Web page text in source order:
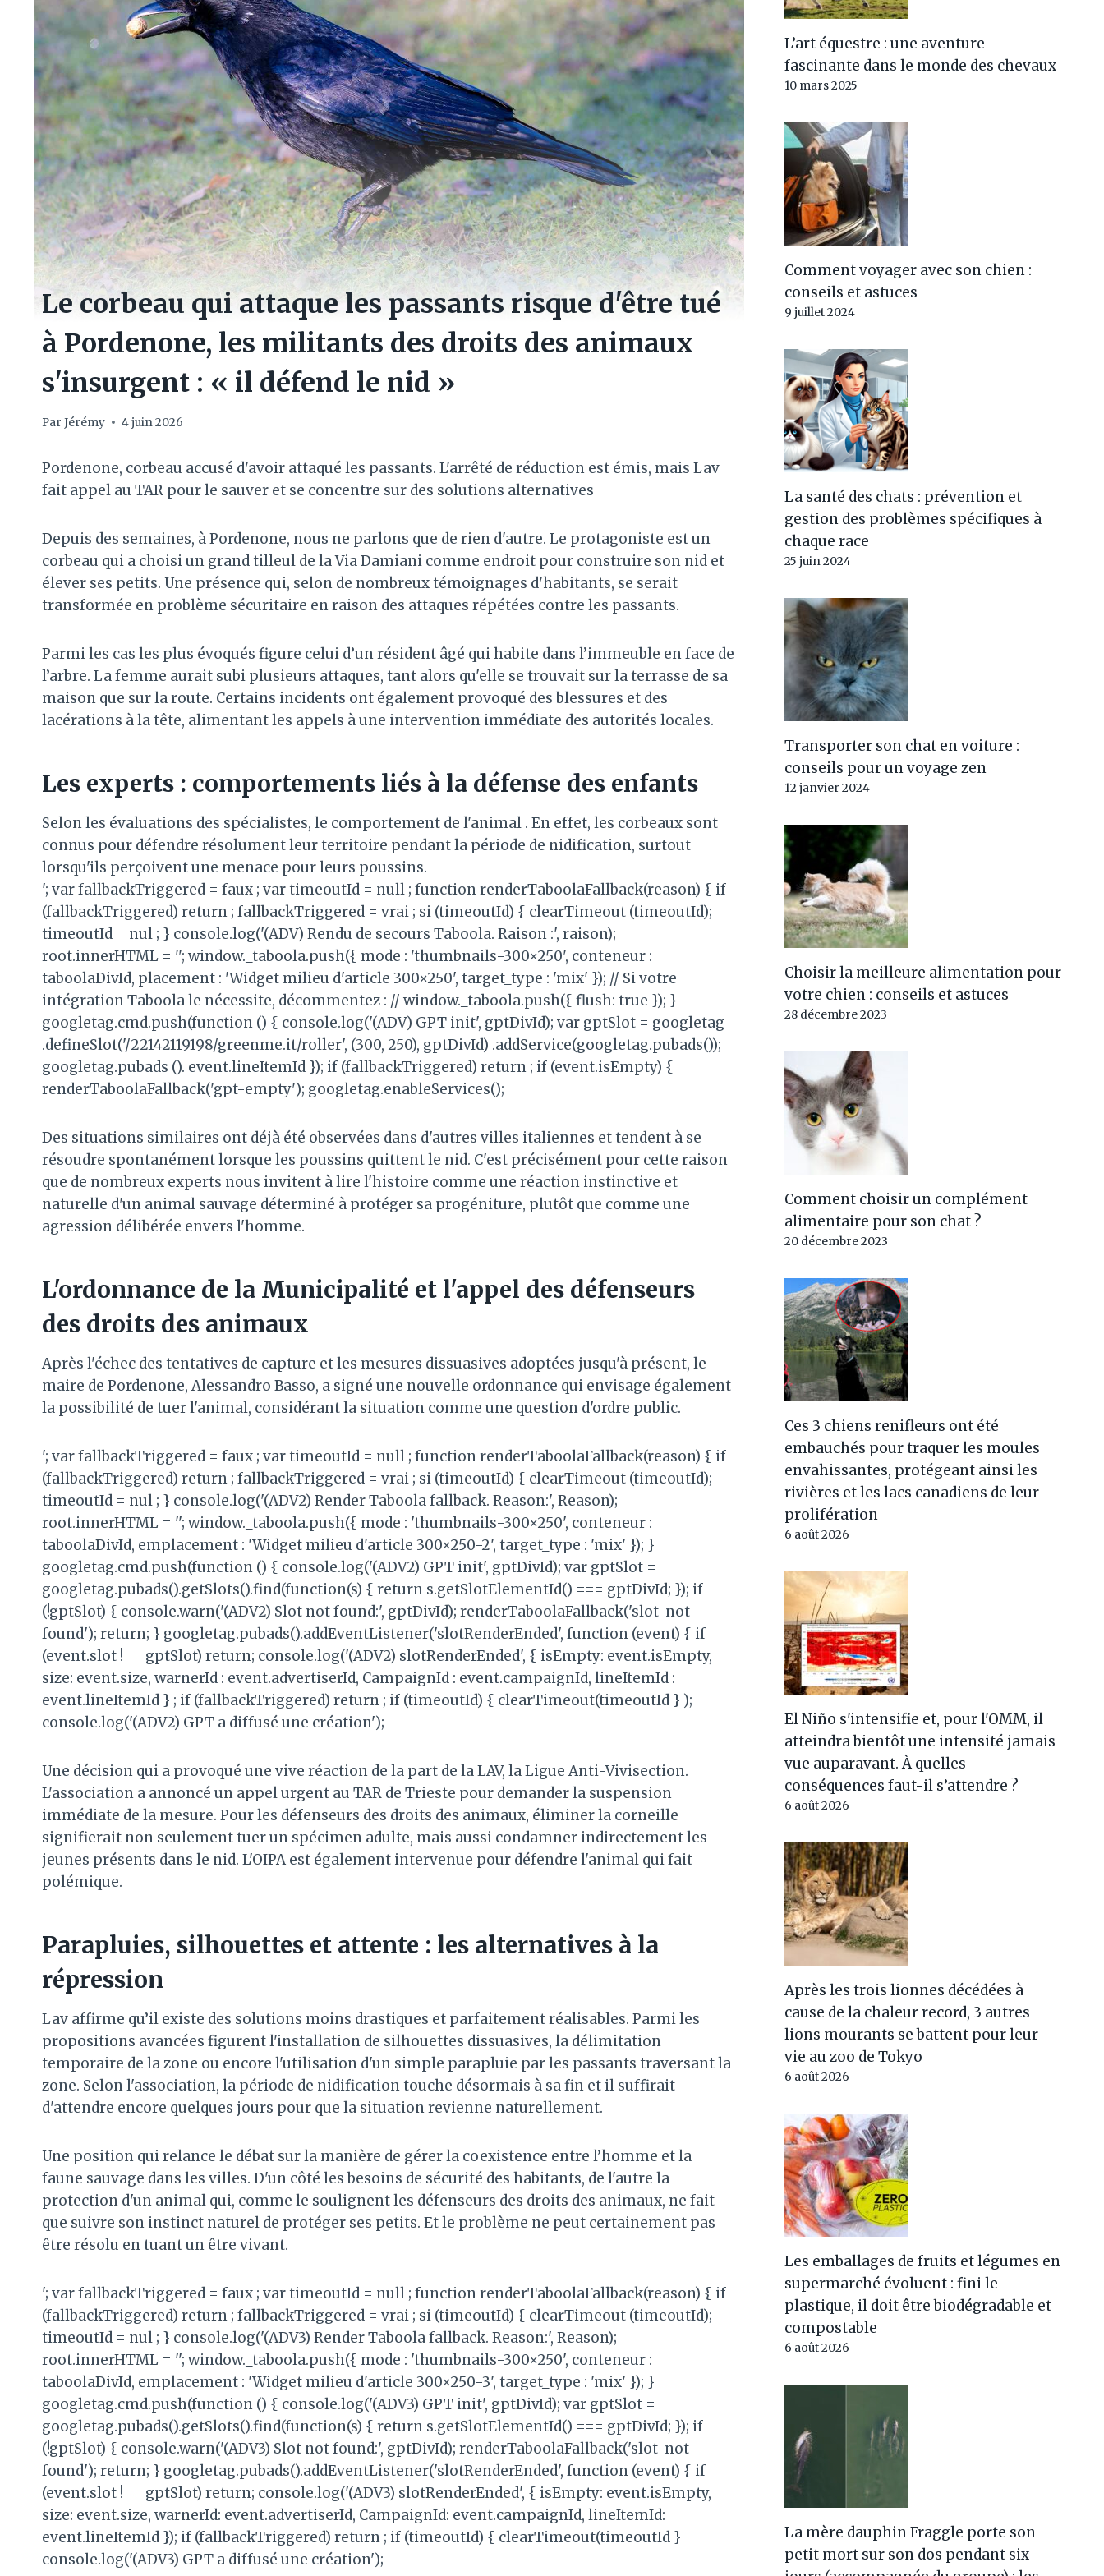
Le corbeau qui attaque les passants risque d'être tué
à Pordenone, les militants des droits des animaux
s'insurgent : « il défend le nid »
Par Jérémy 4 juin 2026
Pordenone, corbeau accusé d'avoir attaqué les passants. L'arrêté de réduction est émis, mais Lav
fait appel au TAR pour le sauver et se concentre sur des solutions alternatives
Depuis des semaines, à Pordenone, nous ne parlons que de rien d'autre. Le protagoniste est un
corbeau qui a choisi un grand tilleul de la Via Damiani comme endroit pour construire son nid et
élever ses petits. Une présence qui, selon de nombreux témoignages d'habitants, se serait
transformée en problème sécuritaire en raison des attaques répétées contre les passants.
Parmi les cas les plus évoqués figure celui d’un résident âgé qui habite dans l’immeuble en face de
l’arbre. La femme aurait subi plusieurs attaques, tant alors qu'elle se trouvait sur la terrasse de sa
maison que sur la route. Certains incidents ont également provoqué des blessures et des
lacérations à la tête, alimentant les appels à une intervention immédiate des autorités locales.
Les experts : comportements liés à la défense des enfants
Selon les évaluations des spécialistes, le comportement de l'animal . En effet, les corbeaux sont
connus pour défendre résolument leur territoire pendant la période de nidification, surtout
lorsqu'ils perçoivent une menace pour leurs poussins.
'; var fallbackTriggered = faux ; var timeoutId = null ; function renderTaboolaFallback(reason) { if
(fallbackTriggered) return ; fallbackTriggered = vrai ; si (timeoutId) { clearTimeout (timeoutId);
timeoutId = nul ; } console.log('(ADV) Rendu de secours Taboola. Raison :', raison);
root.innerHTML = ''; window._taboola.push({ mode : 'thumbnails-300×250', conteneur :
taboolaDivId, placement : 'Widget milieu d'article 300×250', target_type : 'mix' }); // Si votre
intégration Taboola le nécessite, décommentez : // window._taboola.push({ flush: true }); }
googletag.cmd.push(function () { console.log('(ADV) GPT init', gptDivId); var gptSlot = googletag
.defineSlot('/22142119198/greenme.it/roller', (300, 250), gptDivId) .addService(googletag.pubads());
googletag.pubads (). event.lineItemId }); if (fallbackTriggered) return ; if (event.isEmpty) {
renderTaboolaFallback('gpt-empty'); googletag.enableServices();
Des situations similaires ont déjà été observées dans d'autres villes italiennes et tendent à se
résoudre spontanément lorsque les poussins quittent le nid. C'est précisément pour cette raison
que de nombreux experts nous invitent à lire l'histoire comme une réaction instinctive et
naturelle d'un animal sauvage déterminé à protéger sa progéniture, plutôt que comme une
agression délibérée envers l'homme.
L'ordonnance de la Municipalité et l'appel des défenseurs
des droits des animaux
Après l'échec des tentatives de capture et les mesures dissuasives adoptées jusqu'à présent, le
maire de Pordenone, Alessandro Basso, a signé une nouvelle ordonnance qui envisage également
la possibilité de tuer l'animal, considérant la situation comme une question d'ordre public.
'; var fallbackTriggered = faux ; var timeoutId = null ; function renderTaboolaFallback(reason) { if
(fallbackTriggered) return ; fallbackTriggered = vrai ; si (timeoutId) { clearTimeout (timeoutId);
timeoutId = nul ; } console.log('(ADV2) Render Taboola fallback. Reason:', Reason);
root.innerHTML = ''; window._taboola.push({ mode : 'thumbnails-300×250', conteneur :
taboolaDivId, emplacement : 'Widget milieu d'article 300×250-2', target_type : 'mix' }); }
googletag.cmd.push(function () { console.log('(ADV2) GPT init', gptDivId); var gptSlot =
googletag.pubads().getSlots().find(function(s) { return s.getSlotElementId() === gptDivId; }); if
(!gptSlot) { console.warn('(ADV2) Slot not found:', gptDivId); renderTaboolaFallback('slot-not-
found'); return; } googletag.pubads().addEventListener('slotRenderEnded', function (event) { if
(event.slot !== gptSlot) return; console.log('(ADV2) slotRenderEnded', { isEmpty: event.isEmpty,
size: event.size, warnerId : event.advertiserId, CampaignId : event.campaignId, lineItemId :
event.lineItemId } ; if (fallbackTriggered) return ; if (timeoutId) { clearTimeout(timeoutId } );
console.log('(ADV2) GPT a diffusé une création');
Une décision qui a provoqué une vive réaction de la part de la LAV, la Ligue Anti-Vivisection.
L'association a annoncé un appel urgent au TAR de Trieste pour demander la suspension
immédiate de la mesure. Pour les défenseurs des droits des animaux, éliminer la corneille
signifierait non seulement tuer un spécimen adulte, mais aussi condamner indirectement les
jeunes présents dans le nid. L'OIPA est également intervenue pour défendre l'animal qui fait
polémique.
Parapluies, silhouettes et attente : les alternatives à la
répression
Lav affirme qu’il existe des solutions moins drastiques et parfaitement réalisables. Parmi les
propositions avancées figurent l'installation de silhouettes dissuasives, la délimitation
temporaire de la zone ou encore l'utilisation d'un simple parapluie par les passants traversant la
zone. Selon l'association, la période de nidification touche désormais à sa fin et il suffirait
d'attendre encore quelques jours pour que la situation revienne naturellement.
Une position qui relance le débat sur la manière de gérer la coexistence entre l’homme et la
faune sauvage dans les villes. D'un côté les besoins de sécurité des habitants, de l'autre la
protection d'un animal qui, comme le soulignent les défenseurs des droits des animaux, ne fait
que suivre son instinct naturel de protéger ses petits. Et le problème ne peut certainement pas
être résolu en tuant un être vivant.
'; var fallbackTriggered = faux ; var timeoutId = null ; function renderTaboolaFallback(reason) { if
(fallbackTriggered) return ; fallbackTriggered = vrai ; si (timeoutId) { clearTimeout (timeoutId);
timeoutId = nul ; } console.log('(ADV3) Render Taboola fallback. Reason:', Reason);
root.innerHTML = ''; window._taboola.push({ mode : 'thumbnails-300×250', conteneur :
taboolaDivId, emplacement : 'Widget milieu d'article 300×250-3', target_type : 'mix' }); }
googletag.cmd.push(function () { console.log('(ADV3) GPT init', gptDivId); var gptSlot =
googletag.pubads().getSlots().find(function(s) { return s.getSlotElementId() === gptDivId; }); if
(!gptSlot) { console.warn('(ADV3) Slot not found:', gptDivId); renderTaboolaFallback('slot-not-
found'); return; } googletag.pubads().addEventListener('slotRenderEnded', function (event) { if
(event.slot !== gptSlot) return; console.log('(ADV3) slotRenderEnded', { isEmpty: event.isEmpty,
size: event.size, warnerId: event.advertiserId, CampaignId: event.campaignId, lineItemId:
event.lineItemId }); if (fallbackTriggered) return ; if (timeoutId) { clearTimeout(timeoutId }
console.log('(ADV3) GPT a diffusé une création');
L’art équestre : une aventure
fascinante dans le monde des chevaux
10 mars 2025
Comment voyager avec son chien :
conseils et astuces
9 juillet 2024
La santé des chats : prévention et
gestion des problèmes spécifiques à
chaque race
25 juin 2024
Transporter son chat en voiture :
conseils pour un voyage zen
12 janvier 2024
Choisir la meilleure alimentation pour
votre chien : conseils et astuces
28 décembre 2023
Comment choisir un complément
alimentaire pour son chat ?
20 décembre 2023
Ces 3 chiens renifleurs ont été
embauchés pour traquer les moules
envahissantes, protégeant ainsi les
rivières et les lacs canadiens de leur
prolifération
6 août 2026
El Niño s'intensifie et, pour l'OMM, il
atteindra bientôt une intensité jamais
vue auparavant. À quelles
conséquences faut-il s’attendre ?
6 août 2026
Après les trois lionnes décédées à
cause de la chaleur record, 3 autres
lions mourants se battent pour leur
vie au zoo de Tokyo
6 août 2026
Les emballages de fruits et légumes en
supermarché évoluent : fini le
plastique, il doit être biodégradable et
compostable
6 août 2026
La mère dauphin Fraggle porte son
petit mort sur son dos pendant six